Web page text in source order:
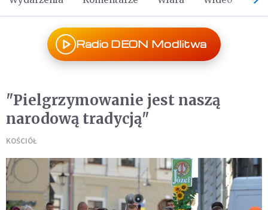
Radio DEON Modlitwa
"Pielgrzymowanie jest naszą
narodową tradycją"
KOŚCIÓŁ